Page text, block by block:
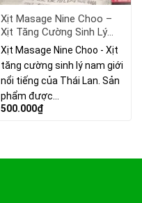
Xịt Masage Nine Choo –
Xịt Tăng Cường Sinh Lý
Nam Giới Của Thái Lan
Xịt Masage Nine Choo - Xịt
tăng cường sinh lý nam giới
nổi tiếng của Thái Lan. Sản
phẩm được…
500.000₫